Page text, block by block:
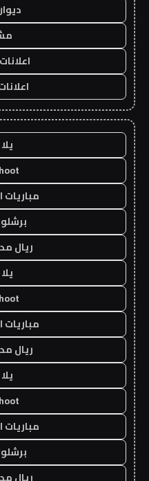
مباريات
ريال
مباريات
ريال
مباريات